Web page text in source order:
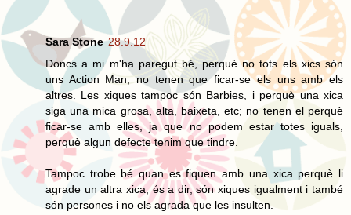
Sara Stone 28.9.12
Doncs a mi m'ha paregut bé, perquè no tots els xics són
uns Action Man, no tenen que ficar-se els uns amb els
altres. Les xiques tampoc són Barbies, i perquè una xica
siga una mica grosa, alta, baixeta, etc; no tenen el perquè
ficar-se amb elles, ja que no podem estar totes iguals,
perquè algun defecte tenim que tindre.
Tampoc trobe bé quan es fiquen amb una xica perquè li
agrade un altra xica, és a dir, són xiques igualment i també
són persones i no els agrada que les insulten.